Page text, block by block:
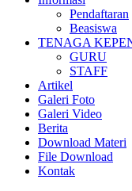
Terpilih s...
RAWAJITU
Pendaftaran
Beasiswa
TENAGA
GURU
STAFF
Artikel
Galeri Foto
Galeri Video
Berita
Download Materi
File Download
Kontak